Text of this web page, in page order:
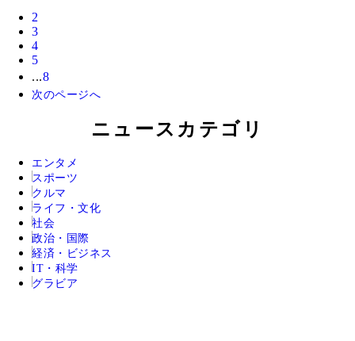
2
3
4
5
...8
次のページへ
ニュースカテゴリ
エンタメ
スポーツ
クルマ
ライフ・文化
社会
政治・国際
経済・ビジネス
IT・科学
グラビア